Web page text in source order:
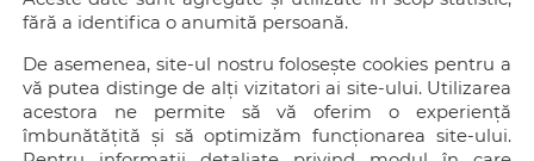
fără a identifica o anumită persoană.
De asemenea, site-ul nostru folosește cookies pentru a
vă putea distinge de alți vizitatori ai site-ului. Utilizarea
acestora ne permite să vă oferim o experiență
îmbunătățită și să optimizăm funcționarea site-ului.